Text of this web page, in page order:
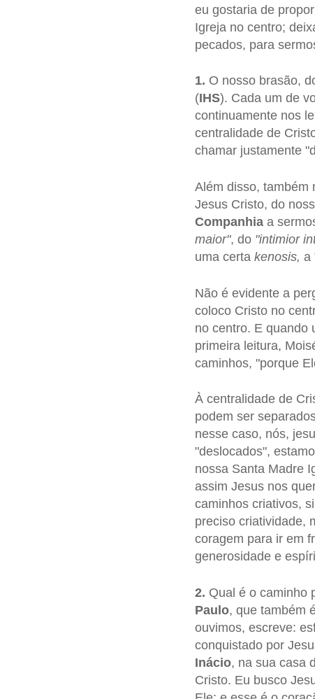
eu gostaria de
Igreja no centro;
pecados, para
1. O nosso brasão,
(IHS). Cada um de
continuamente nos
centralidade de
chamar justamente
Além disso, também
Jesus Cristo, do
Companhiaa
maior", do "intimior
uma certa kenosis, a
Não é evidente a
coloco Cristo no
no centro. E quando
primeira leitura,
caminhos, "porque
À centralidade de
podem ser
nesse caso, nós,
"deslocados",
nossa Santa Madre
assim Jesus nos
caminhos criativos,
preciso criatividade,
coragem para ir em
generosidade e
2. Qual é o caminho
Paulo, que também
ouvimos, escreve:
conquistado por
Inácio, na sua casa
Cristo. Eu busco